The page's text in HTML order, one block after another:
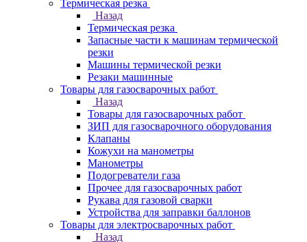
Термическая резка
Назад
Термическая резка
Запасные части к машинам термической
резки
Машины термической резки
Резаки машинные
Товары для газосварочных работ
Назад
Товары для газосварочных работ
ЗИП для газосварочного оборудования
Клапаны
Кожухи на манометры
Манометры
Подогреватели газа
Прочее для газосварочных работ
Рукава для газовой сварки
Устройства для заправки баллонов
Товары для электросварочных работ
Назад